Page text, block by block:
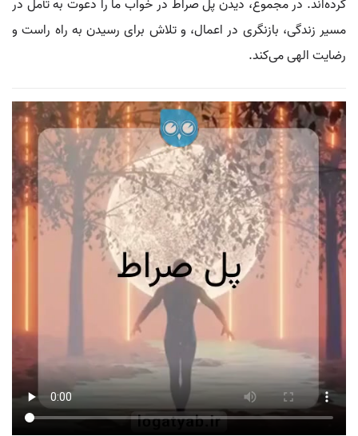
کرده‌اند. در مجموع، دیدن پل صراط در خواب ما را دعوت به تأمل در
مسیر زندگی، بازنگری در اعمال، و تلاش برای رسیدن به راه راست و
رضایت الهی می‌کند.